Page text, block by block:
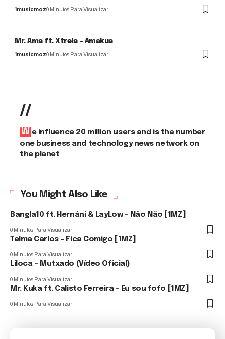
1musicmoz0 Minutos Para Visualizar
Mr. Ama ft. Xtrela – Amakua
1musicmoz0 Minutos Para Visualizar
//
We influence 20 million users and is the number
one business and technology news network on
the planet
You Might Also Like
Bangla10 ft. Hernâni & LayLow – Não Não [1MZ]
0 Minutos Para Visualizar
Telma Carlos – Fica Comigo [1MZ]
0 Minutos Para Visualizar
Liloca – Mutxado (Vídeo Oficial)
0 Minutos Para Visualizar
Mr. Kuka ft. Calisto Ferreira – Eu sou fofo [1MZ]
0 Minutos Para Visualizar